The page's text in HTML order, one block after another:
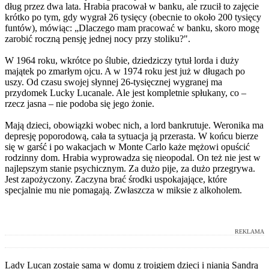
dług przez dwa lata. Hrabia pracował w banku, ale rzucił to zajęcie
krótko po tym, gdy wygrał 26 tysięcy (obecnie to około 200 tysięcy
funtów), mówiąc: „Dlaczego mam pracować w banku, skoro mogę
zarobić roczną pensję jednej nocy przy stoliku?".
W 1964 roku, wkrótce po ślubie, dziedziczy tytuł lorda i duży
majątek po zmarłym ojcu. A w 1974 roku jest już w długach po
uszy. Od czasu swojej słynnej 26-tysięcznej wygranej ma
przydomek Lucky Lucanale. Ale jest kompletnie spłukany, co –
rzecz jasna – nie podoba się jego żonie.
Mają dzieci, obowiązki wobec nich, a lord bankrutuje. Weronika ma
depresję poporodową, cała ta sytuacja ją przerasta. W końcu bierze
się w garść i po wakacjach w Monte Carlo każe mężowi opuścić
rodzinny dom. Hrabia wyprowadza się nieopodal. On też nie jest w
najlepszym stanie psychicznym. Za dużo pije, za dużo przegrywa.
Jest zapożyczony. Zaczyna brać środki uspokajające, które
specjalnie mu nie pomagają. Zwłaszcza w miksie z alkoholem.
REKLAMA
Lady Lucan zostaje sama w domu z trojgiem dzieci i nianią Sandrą